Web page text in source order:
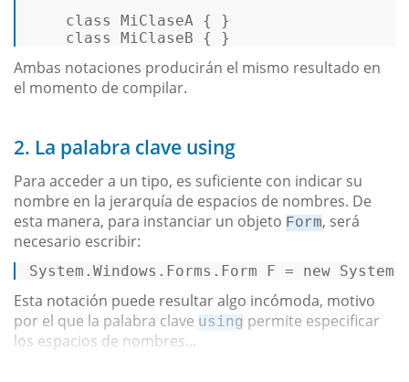
class
MiClaseA { }
class
MiClaseB { }
Ambas notaciones producirán el mismo resultado en
el momento de compilar.
2. La palabra clave using
Para acceder a un tipo, es suficiente con indicar su
nombre en la jerarquía de espacios de nombres. De
esta manera, para instanciar un objeto Form, será
necesario escribir:
System.Windows.Forms. Form F = new System
Esta notación puede resultar algo incómoda, motivo
por el que la palabra clave using permite especificar
los espacios de nombres...